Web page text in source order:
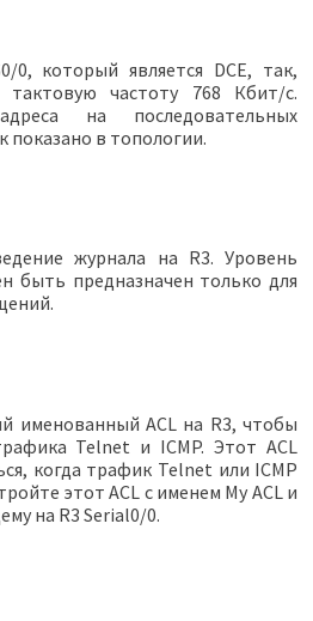
0, который является DCE, так,
частоту 768 Кбит/с.
на последовательных
показано в топологии.
журнала на R3. Уровень
быть предназначен только для
именованный ACL на R3, чтобы
Telnet и ICMP. Этот ACL
когда трафик Telnet или ICMP
этот ACL с именем My ACL и
на R3 Serial0/0.